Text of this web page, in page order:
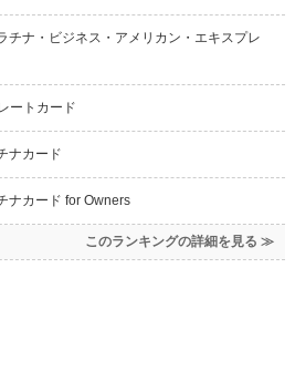
チナ・ビジネス・アメリカン・エキスプレ
ートカード
ナカード
ナカード for Owners
このランキングの詳細を見る ≫